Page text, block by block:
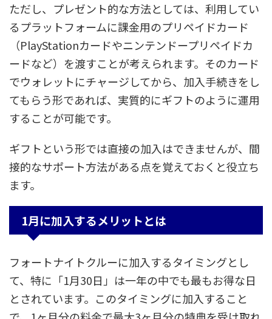
ただし、プレゼント的な方法としては、利用してい
るプラットフォームに課金用のプリペイドカード
（PlayStationカードやニンテンドープリペイドカ
ードなど）を渡すことが考えられます。そのカード
でウォレットにチャージしてから、加入手続きをし
てもらう形であれば、実質的にギフトのように運用
することが可能です。
ギフトという形では直接の加入はできませんが、間
接的なサポート方法がある点を覚えておくと役立ち
ます。
1月に加入するメリットとは
フォートナイトクルーに加入するタイミングとし
て、特に「1月30日」は一年の中でも最もお得な日
とされています。このタイミングに加入すること